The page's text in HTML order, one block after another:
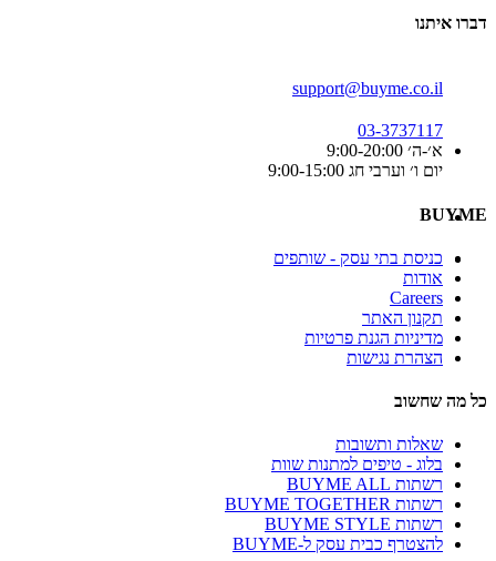
דברו איתנו
support@buyme.co.il
03-3737117
א׳-ה׳ 9:00-20:00
יום ו׳ וערבי חג 9:00-15:00
BUYME
כניסת בתי עסק - שותפים
אודות
Careers
תקנון האתר
מדיניות הגנת פרטיות
הצהרת נגישות
כל מה שחשוב
שאלות ותשובות
בלוג - טיפים למתנות שוות
רשתות BUYME ALL
רשתות BUYME TOGETHER
רשתות BUYME STYLE
להצטרף כבית עסק ל-BUYME